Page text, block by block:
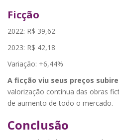
Ficção
2022: R$ 39,62
2023: R$ 42,18
Variação: +6,44%
A ficção viu seus preços
valorização contínua das obras
de aumento de todo o mercado.
Conclusão